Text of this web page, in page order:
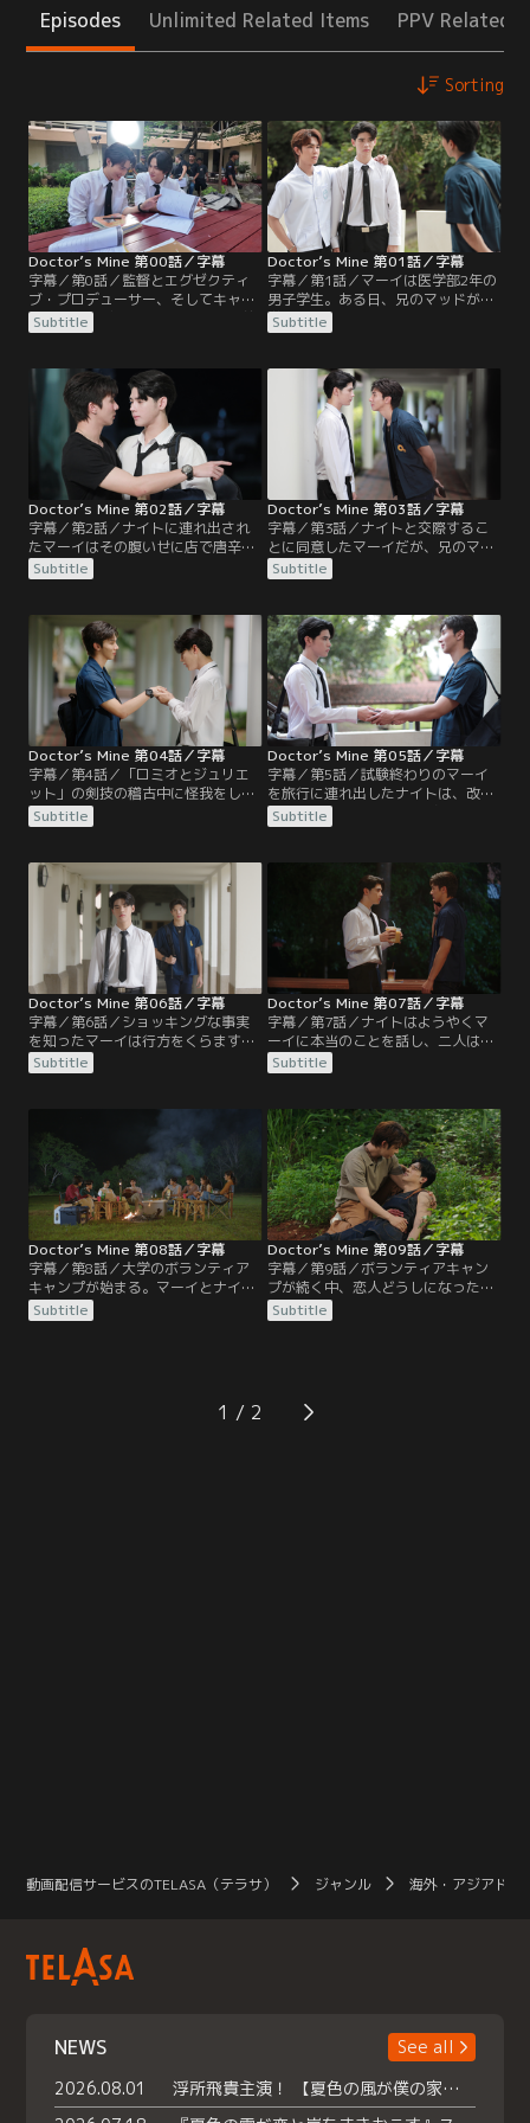
Episodes Unlimited Related Items PPV Related
Sorting
Doctor’s Mine 第00話／字幕
字幕／第0話／監督とエグゼクティ
ブ・プロデューサー、そしてキャス
トのインタビューを含めた放送直前
のメイキング特番。原作小説にない
様と友情を描く作品となった。脚本
作りとキャスティングそしてワーク
ショップなど、約一年の準備期間を
経て完成した作品への思いを各々が
語り、わきあいあいとした現場の様
子がうかがえる。
Subtitle
Doctor’s Mine 第01話／字幕
字幕／第1話／マーイは医学部2年の
男子学生。ある日、兄のマッドが工
学部のイケメン ナイトと殴り合う場
面に遭遇する。慌てて止めに入った
てしまい、その一件は瞬く間に噂に
なってしまう。ナイトのファンたち
に囲まれて窮地に陥ったマーイは、
咄嗟に「自分はナイト先輩の恋人
だ」とその場しのぎの嘘をつく。
Subtitle
Doctor’s Mine 第02話／字幕
字幕／第2話／ナイトに連れ出され
たマーイはその腹いせに店で唐辛子
入りの辛い料理ばかり注文して、ナ
イトにも食べるように勧める。実は
院に行かなければならなくなり、マ
ーイが家まで送り届ける。映画を見
にパーの部屋に行ったガン。パーは
相変わらずガンをくどいてくる。
Subtitle
Doctor’s Mine 第03話／字幕
字幕／第3話／ナイトと交際するこ
とに同意したマーイだが、兄のマッ
ドはナイトが見かけ通りの男ではな
いと言い張る。以前、ガールフレン
いたけれど浮気はしていないとナイ
トは説明する。一方、パーの思わせ
ぶりなSNS投稿に怒ったガンは工学
部に乗り込むが、そこでも本気で付
き合いたいのだとせまられる。
Subtitle
Doctor’s Mine 第04話／字幕
字幕／第4話／「ロミオとジュリエ
ット」の剣技の稽古中に怪我をした
パーをガンが手当てするが、パーは
ここぞとばかりにガンに甘える。ナ
は人を守りたいと言うのならまず自
分を大切にしろと告げる。医学部生
の期末試験の期間がやってきて、マ
ーイはナイトにしばらくゆっくり会
えないと伝えるが、ナイトは差し入
れを持って現れる。
Subtitle
Doctor’s Mine 第05話／字幕
字幕／第5話／試験終わりのマーイ
を旅行に連れ出したナイトは、改め
て付き合ってほしいと告げる。マー
イは承諾するが、以前は仲の良かっ
因がどうしてもわからず、気になっ
ている。タムとグラーに相談したマ
ーイは、マッドの友人たちを家に集
めて事情を聞き出そうと計画をす
る。
Subtitle
Doctor’s Mine 第06話／字幕
字幕／第6話／ショッキングな事実
を知ったマーイは行方をくらます。
ナイトは何とか許してもらおうと連
絡をとり続けるが、返事をもらえな
しまう。戻ってきたマーイは何事も
なかったかのように舞台の稽古に参
加する。そして、舞台本番の日がや
ってきて…
Subtitle
Doctor’s Mine 第07話／字幕
字幕／第7話／ナイトはようやくマ
ーイに本当のことを話し、二人は仲
直りする。一方パーに対して急によ
そよそしくなるガン。会おうともし
の上、ガンとの関係に反対する母親
と衝突する。パーとナイトは義理の
兄弟で、ナイトの母は義理の息子で
あるパーのことを心配していた。
Subtitle
Doctor’s Mine 第08話／字幕
字幕／第8話／大学のボランティア
キャンプが始まる。マーイとナイト
の仲のいい様子を快く思わないナイ
トの元カノ、ファーンも参加してい
ムは愛されていないことに気づき恋
人のパットと別れることにする。
Subtitle
Doctor’s Mine 第09話／字幕
字幕／第9話／ボランティアキャン
プが続く中、恋人どうしになったナ
イトとマーイ。グラーは彼女のパッ
トと別れて傷心のタムを慰める。一
辺りを探していたガンは、倒れてい
るパーを発見し……
Subtitle
1
動画配信サービスのTELASA（テラサ） ジャンル 海外・アジアドラ
NEWS
See all
2026.08.01
浮所飛貴主演！ 【夏色の風が僕の家にやってきた】 本日よりテラサで独占配信スタート！